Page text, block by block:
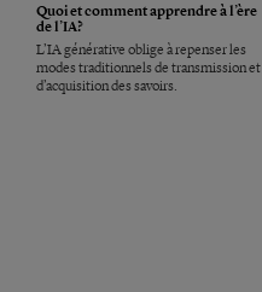
Quoi et comment apprendre à l’ère
de l’IA?
L’IA générative oblige à repenser les
modes traditionnels de transmission et
d’acquisition des savoirs.